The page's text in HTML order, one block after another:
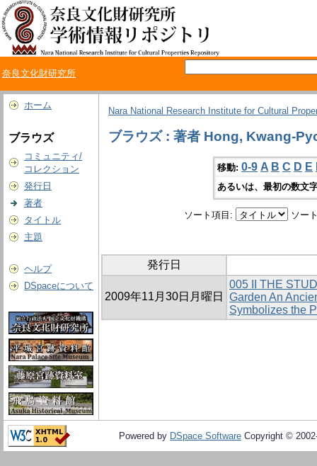
奈良文化財研究所
ホーム
ブラウズ
コミュニティ/
コレクション
発行日
著者
タイトル
主題
ヘルプ
DSpaceについて
Nara National Research Institute for Cultural
ブラウズ : 著者 Hong, Kwang-
移動: 0-9 A B C D E
あるいは、最初の数文
ソート項目: ソー
発行日
2009年11月30日月曜日
005 II THE
Garden An
Symbolizes the
Powered by DSpace Software Copyright ©